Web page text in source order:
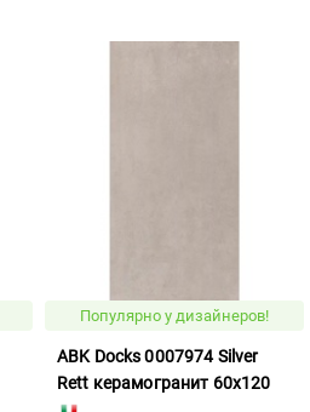
Популярно у дизайнеров!
ABK Docks 0007974 Silver
Rett керамогранит 60x120